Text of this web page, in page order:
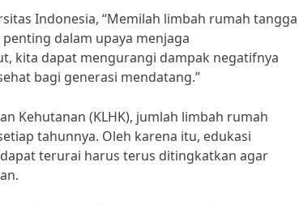
Indonesia, “Memilah limbah rumah tangga
dalam upaya menjaga
kita dapat mengurangi dampak negatifnya
bagi generasi mendatang.”
Kehutanan (KLHK), jumlah limbah rumah
tahunnya. Oleh karena itu, edukasi
terurai harus terus ditingkatkan agar